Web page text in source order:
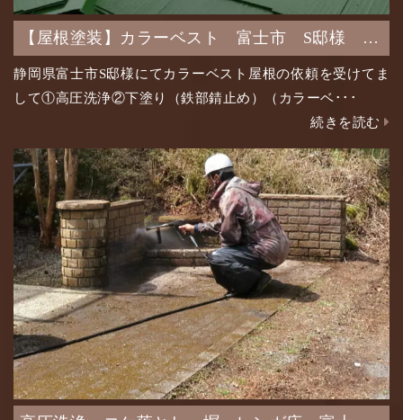
【屋根塗装】カラーベスト 富士市 S邸様 日
本ペイント シリコンルーフⅡ アイビー色
静岡県富士市S邸様にてカラーベスト屋根の依頼を受けてま
して①高圧洗浄②下塗り（鉄部錆止め）（カラーベ･･･
続きを読む